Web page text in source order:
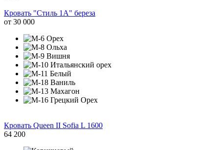
Кровать "Стиль 1А" береза
от 30 000
Кровать Queen II Sofia L 1600
64 200